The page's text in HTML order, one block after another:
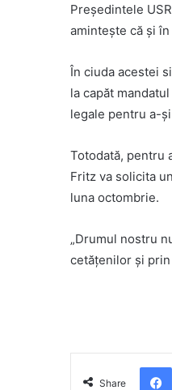
Președintele
amintește că și
În ciuda acestei
la capăt
legale pentru a-
Totodată, pentru
Fritz va solicita
luna octombrie.
„Drumul nostru
cetățenilor și
Share